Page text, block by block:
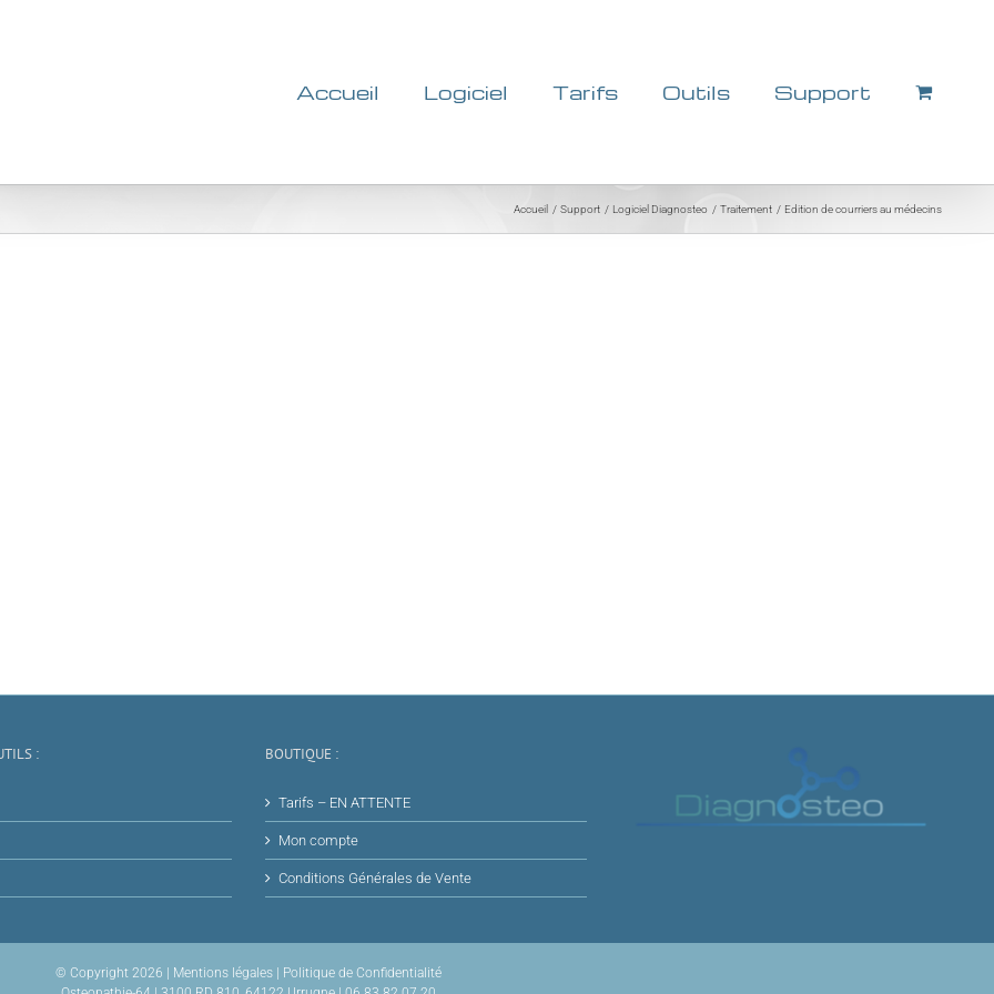
Accueil Logiciel Tarifs Outils Support
Accueil Support Logiciel Diagnosteo Traitement Edition de courriers au médecins
: BOUTIQUE :
Tarifs – EN ATTENTE
Mon compte
Conditions Générales de Vente
© Copyright 2026 | Mentions légales
Politique de Confidentialité